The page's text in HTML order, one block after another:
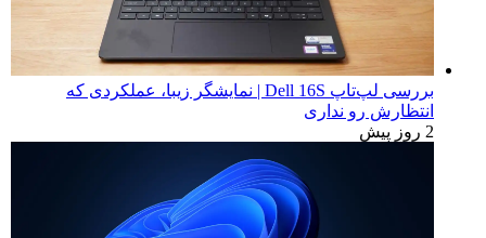
بررسی لپ‌تاپ Dell 16S | نمایشگر زیبا، عملکردی که
انتظارش رو نداری
2 روز پیش